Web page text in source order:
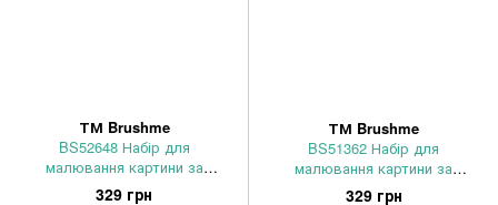
ТМ Brushme
BS52648 Набір для
малювання картини за
номерами Симовліка будди,
329 грн
ТМ Brushme
BS51362 Набір для
малювання картини за
номерами Десерт на різдво,
329 грн